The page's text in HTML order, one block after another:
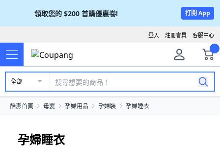
領取您的 $200 首購優惠卷! 打開 App
客服中心
註冊會員
登入
全部
酷澎首頁 母嬰 孕婦用品 孕婦裝 孕婦睡衣
孕婦睡衣